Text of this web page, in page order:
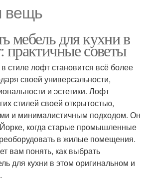
вещь
мебель для кухни в
практичные советы
стиле лофт становится всё более
своей универсальности,
и эстетики. Лофт
стилей своей открытостью,
и минималистичным подходом. Он
когда старые промышленные
в жилые помещения.
вам понять, как выбрать
для кухни в этом оригинальном и